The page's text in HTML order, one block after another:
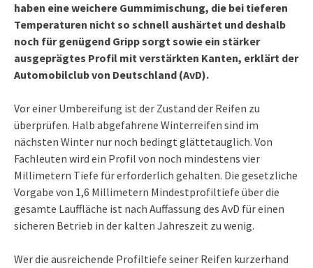
haben eine weichere Gummimischung, die bei tieferen
Temperaturen nicht so schnell aushärtet und deshalb
noch für genügend Gripp sorgt sowie ein stärker
ausgeprägtes Profil mit verstärkten Kanten, erklärt der
Automobilclub von Deutschland (AvD).
Vor einer Umbereifung ist der Zustand der Reifen zu
überprüfen. Halb abgefahrene Winterreifen sind im
nächsten Winter nur noch bedingt glättetauglich. Von
Fachleuten wird ein Profil von noch mindestens vier
Millimetern Tiefe für erforderlich gehalten. Die gesetzliche
Vorgabe von 1,6 Millimetern Mindestprofiltiefe über die
gesamte Lauffläche ist nach Auffassung des AvD für einen
sicheren Betrieb in der kalten Jahreszeit zu wenig.
Wer die ausreichende Profiltiefe seiner Reifen kurzerhand